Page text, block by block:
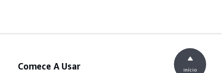
Comece A Usar início